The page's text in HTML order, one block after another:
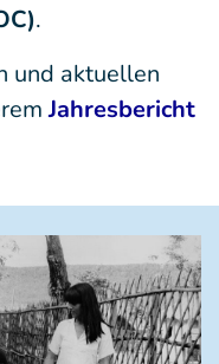
.
und aktuellen
Jahresbericht